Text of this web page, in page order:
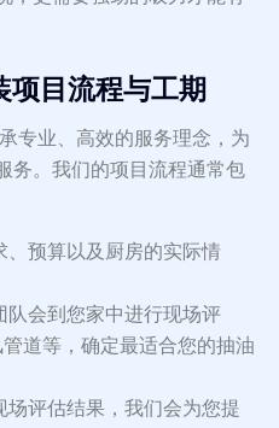
项目流程与工期
专业、高效的服务理念，为
务。我们的项目流程通常包
、预算以及厨房的实际情
队会到您家中进行现场评
道等，确定最适合您的抽油
场评估结果，我们会为您提